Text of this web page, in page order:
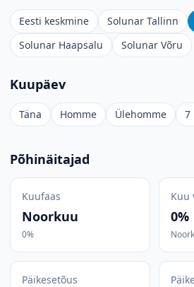
Eesti keskmine Solunar Tallinn
Solunar Haapsalu
Solunar Võru
Kuupäev
Täna Homme Ülehomme 7
Põhinäitajad
Kuufaas
Noorkuu
0%
Kuu
0%
Päikesetõus